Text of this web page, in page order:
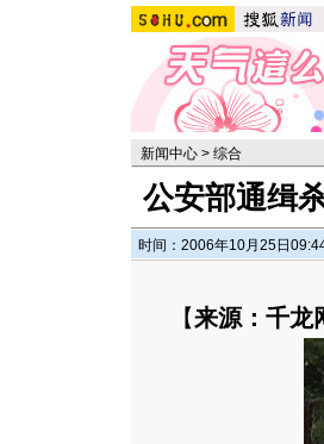
新闻中心 > 综合
公安部通缉
时间：2006年10月25日
【来源：千龙